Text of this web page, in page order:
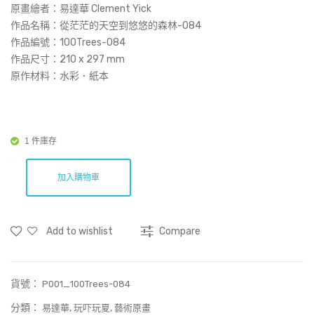
原畫繪者：易達華 Clement Yick
作品名稱： 從茫茫的天空到悠悠的森林-084
作品編號：100Trees-084
作品尺寸： 210 x 297 mm
原作材料：水彩．紙本
1 件庫存
加入購物車
Add to wishlist Compare
貨號： P001_100Trees-084
分類： 易達華, 玩吓玩夏, 藝術原畫